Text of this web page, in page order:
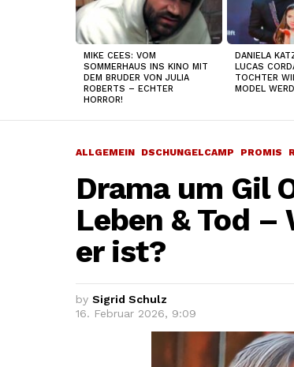
MIKE CEES: VOM
SOMMERHAUS INS KINO MIT
DEM BRUDER VON JULIA
ROBERTS – ECHTER
HORROR!
DANIELA
LUCAS
TOCHTER
MODEL
ALLGEMEIN DSCHUNGELCAMP PROMIS
Drama um Gil
Leben & Tod
er ist?
by Sigrid Schulz
16. Februar 2026, 9:09